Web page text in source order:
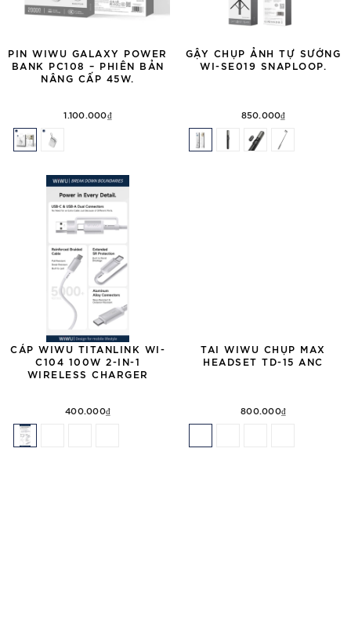
PIN WIWU GALAXY POWER
BANK PC108 – PHIÊN BẢN
NÂNG CẤP 45W.
1.100.000₫
GẬY CHỤP ẢNH TỰ SƯỚNG
WI-SE019 SNAPLOOP.
850.000₫
CÁP WIWU TITANLINK WI-
C104 100W 2-IN-1
WIRELESS CHARGER
400.000₫
TAI WIWU CHỤP MAX
HEADSET TD-15 ANC
800.000₫